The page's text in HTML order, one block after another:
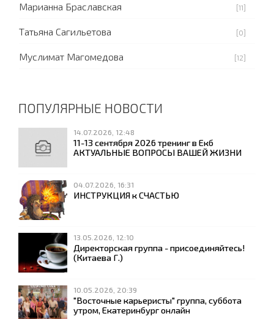
Марианна Браславская [11]
Татьяна Сагильетова [0]
Муслимат Магомедова [12]
ПОПУЛЯРНЫЕ НОВОСТИ
14.07.2026, 12:48
11-13 сентября 2026 тренинг в Екб
АКТУАЛЬНЫЕ ВОПРОСЫ ВАШЕЙ ЖИЗНИ
04.07.2026, 16:31
ИНСТРУКЦИЯ к СЧАСТЬЮ
13.05.2026, 12:10
Директорская группа - присоединяйтесь!
(Китаева Г.)
10.05.2026, 20:39
"Восточные карьеристы" группа, суббота
утром, Екатеринбург онлайн